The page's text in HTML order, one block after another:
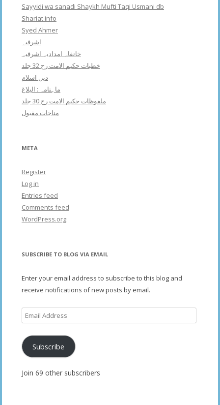
Sayyidi wa sanadi Shaykh Mufti Taqi Usmani db
Shariat info
Syed Ahmer
اشرفبہ
خانقاہ امدادیہ اشرفیہ
خطبات حکیم الامت رح 32 جلد
دین اسلام
ماہنامہ : البلاغ
ملفوظات حکیم الامت رح 30 جلد
مناجات مقبول
META
Register
Log in
Entries feed
Comments feed
WordPress.org
SUBSCRIBE TO BLOG VIA EMAIL
Enter your email address to subscribe to this blog and
receive notifications of new posts by email.
Email
Address
Subscribe
Join 69 other subscribers